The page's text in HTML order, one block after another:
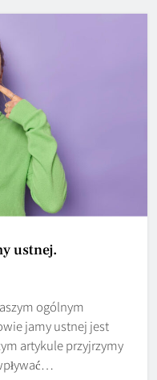
ustnej.
ogólnym
jamy ustnej jest
artykule przyjrzymy